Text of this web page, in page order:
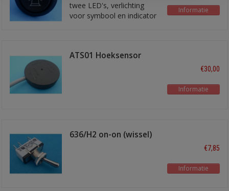
twee LED's, verlichting
voor symbool en indicator
Informatie
ATS01 Hoeksensor
€30,00
Informatie
636/H2 on-on (wissel)
€7,85
Informatie